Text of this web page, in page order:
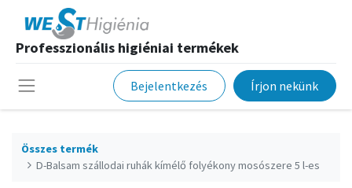
Professzionális higiéniai termékek
Bejelentkezés Írjon nekünk
Összes termék
D-Balsam szállodai ruhák kímélő folyékony mosószere 5 l-es